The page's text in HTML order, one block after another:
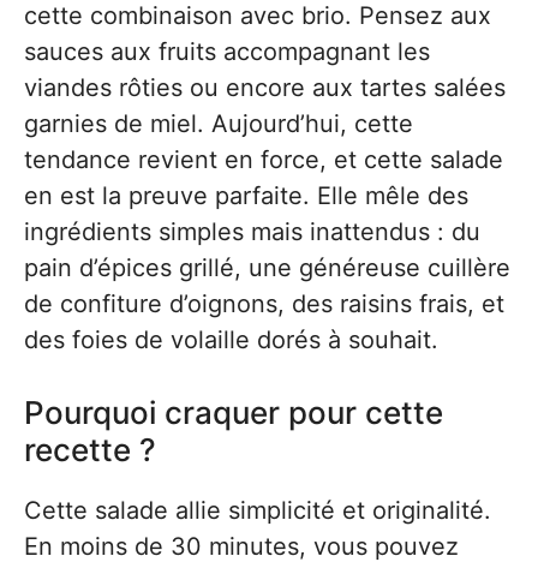
cette combinaison avec brio. Pensez aux
sauces aux fruits accompagnant les
viandes rôties ou encore aux tartes salées
garnies de miel. Aujourd’hui, cette
tendance revient en force, et cette salade
en est la preuve parfaite. Elle mêle des
ingrédients simples mais inattendus : du
pain d’épices grillé, une généreuse cuillère
de confiture d’oignons, des raisins frais, et
des foies de volaille dorés à souhait.
Pourquoi craquer pour cette
recette ?
Cette salade allie simplicité et originalité.
En moins de 30 minutes, vous pouvez